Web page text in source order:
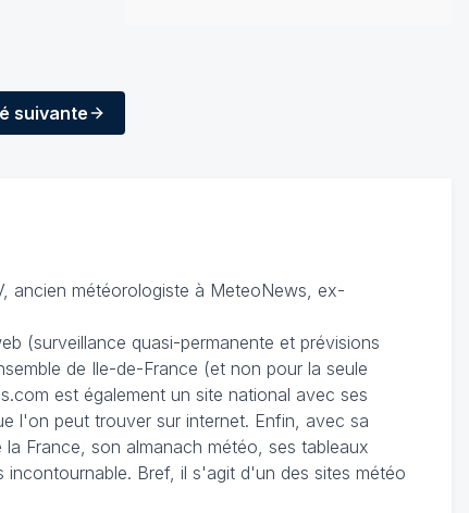
suivante
ancien météorologiste à MeteoNews, ex-
(surveillance quasi-permanente et prévisions
de Ile-de-France (et non pour la seule
est également un site national avec ses
l'on peut trouver sur internet. Enfin, avec sa
France, son almanach météo, ses tableaux
Bref, il s'agit d'un des sites météo